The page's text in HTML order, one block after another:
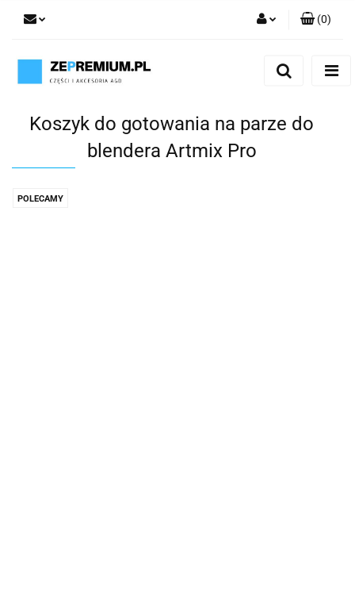
(0)
Koszyk do gotowania na parze do
blendera Artmix Pro
POLECAMY